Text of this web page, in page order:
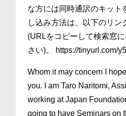
な方には同時通訳のキット
し込み方法は、以下のリン
(URLをコピーして検索窓
さい)。 https://tinyurl.com/
Whom it may concern I
you. I am Taro Naritomi,
working at Japan
going to have Seminars on